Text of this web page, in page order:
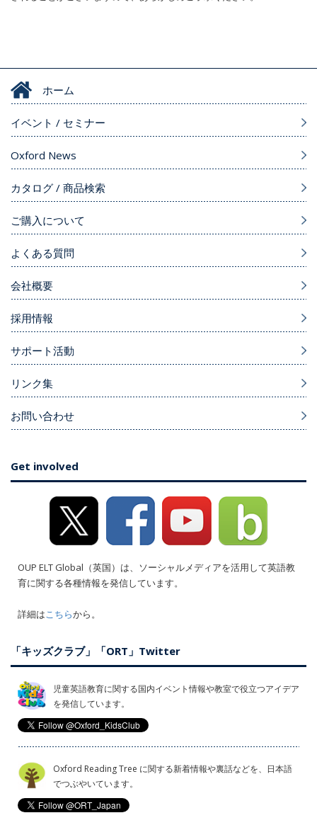
ホーム
イベント / セミナー
Oxford News
カタログ / 商品検索
ご購入について
よくある質問
会社概要
採用情報
サポート活動
リンク集
お問い合わせ
Get involved
OUP ELT Global（英国）は、ソーシャルメディアを活用して英語教
育に関する各種情報を発信しています。
詳細はこちらから。
「キッズクラブ」「ORT」Twitter
児童英語教育に関する国内イベント情報や教室で役立つアイデア
を発信しています。
Oxford Reading Tree に関する新着情報や裏話などを、日本語
でつぶやいています。